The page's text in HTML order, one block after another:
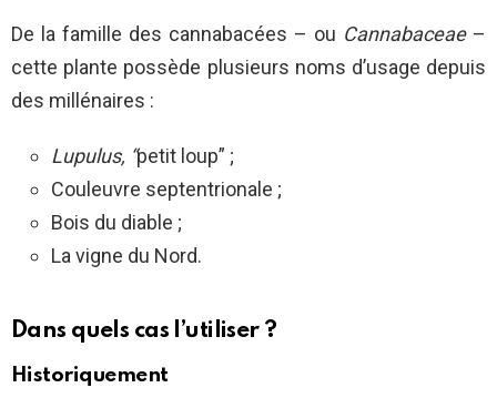
De la famille des cannabacées – ou Cannabaceae–
cette plante possède plusieurs noms d’usage depuis
des millénaires :
Lupulus, “petit loup” ;
Couleuvre septentrionale ;
Bois du diable ;
La vigne du Nord.
Dans quels cas l’utiliser ?
Historiquement